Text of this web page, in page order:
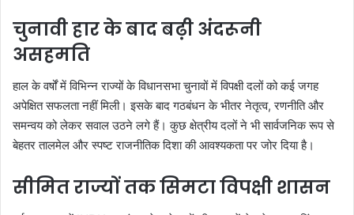
चुनावी हार के बाद बढ़ी अंदरूनी
असहमति
हाल के वर्षों में विभिन्न राज्यों के विधानसभा चुनावों में विपक्षी दलों को कई जगह
अपेक्षित सफलता नहीं मिली। इसके बाद गठबंधन के भीतर नेतृत्व, रणनीति और
समन्वय को लेकर सवाल उठने लगे हैं। कुछ क्षेत्रीय दलों ने भी सार्वजनिक रूप से
बेहतर तालमेल और स्पष्ट राजनीतिक दिशा की आवश्यकता पर जोर दिया है।
सीमित राज्यों तक सिमटा विपक्षी शासन